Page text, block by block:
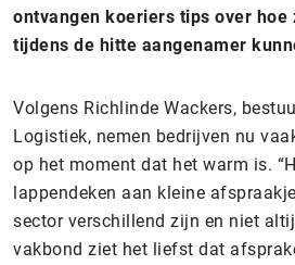
ontvangen koeriers tips over hoe
tijdens de hitte aangenamer
Volgens Richlinde Wackers,
Logistiek, nemen bedrijven nu
op het moment dat het warm is.
lappendeken aan kleine
sector verschillend zijn en niet
vakbond ziet het liefst dat